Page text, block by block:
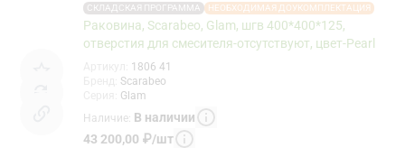
СКЛАДСКАЯ ПРОГРАММА НЕОБХОДИМАЯ ДОУКОМПЛЕКТАЦИЯ
Раковина, Scarabeo, Glam, шгв 400*400*125,
отверстия для смесителя-отсутствуют, цвет-Pearl
1806 41
Scarabeo
Glam
Наличие: В наличии
43 200,00 ₽/шт